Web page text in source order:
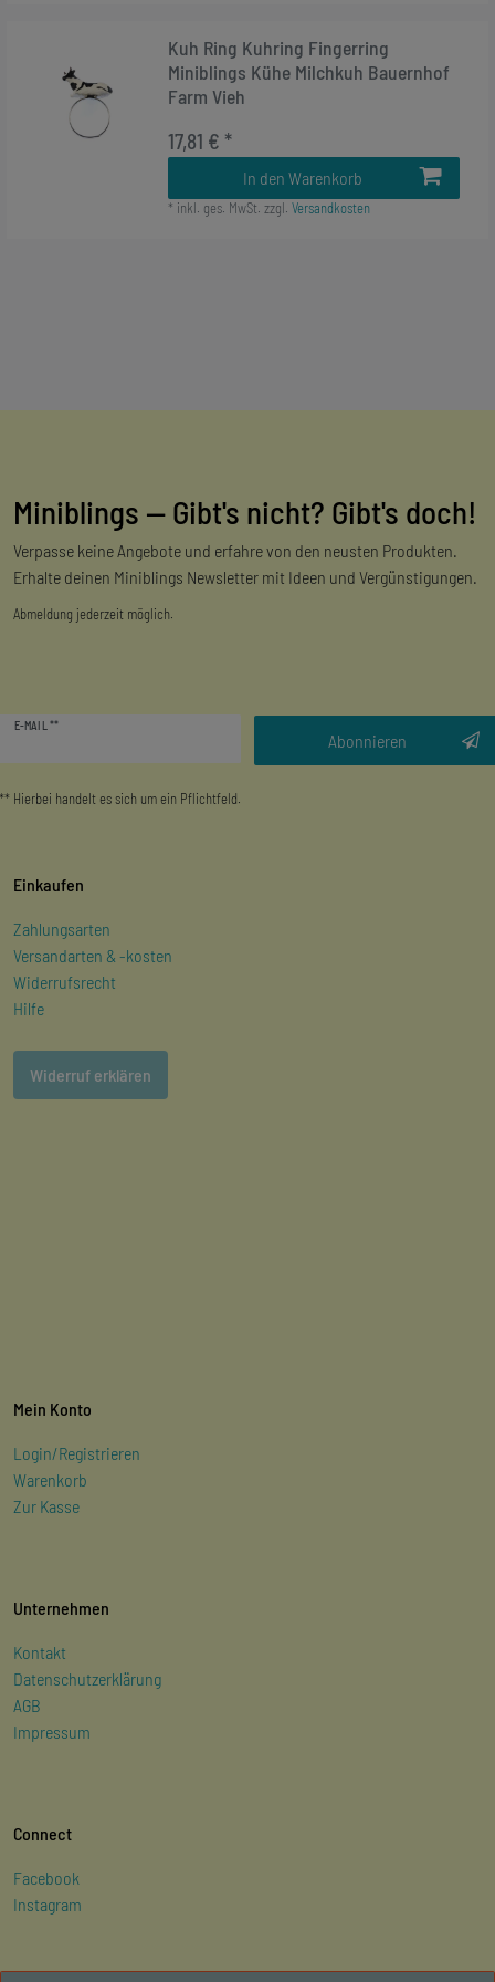
Kuh Ring Kuhring Fingerring
Miniblings Kühe Milchkuh Bauernhof
Farm Vieh
17,81 € *
In den Warenkorb
* inkl. ges. MwSt. zzgl. Versandkosten
Miniblings — Gibt's nicht? Gibt's doch!
Verpasse keine Angebote und erfahre von den neusten Produkten.
Erhalte deinen Miniblings Newsletter mit Ideen und Vergünstigungen.
Abmeldung jederzeit möglich.
E-MAIL **
Abonnieren
** Hierbei handelt es sich um ein Pflichtfeld.
Einkaufen
Zahlungsarten
Versandarten & -kosten
Widerrufsrecht
Hilfe
Widerruf erklären
Mein Konto
Login/Registrieren
Warenkorb
Zur Kasse
Unternehmen
Kontakt
Datenschutzerklärung
AGB
Impressum
Connect
Facebook
Instagram